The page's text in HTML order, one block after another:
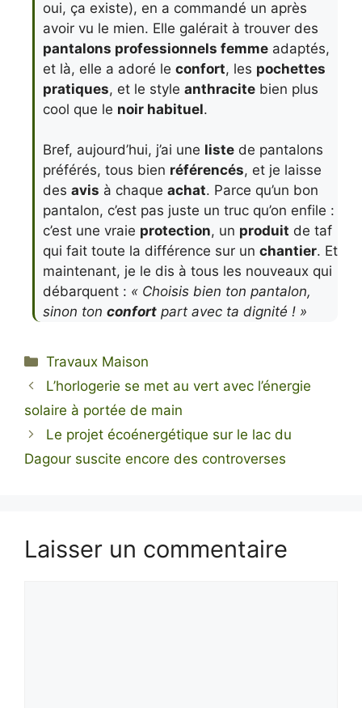
oui, ça existe), en a commandé un après
avoir vu le mien. Elle galérait à trouver des
pantalons professionnels femme adaptés,
et là, elle a adoré le confort, les pochettes
pratiques, et le style anthracite bien plus
cool que le noir habituel.
Bref, aujourd’hui, j’ai une liste de pantalons
préférés, tous bien référencés, et je laisse
des avis à chaque achat. Parce qu’un bon
pantalon, c’est pas juste un truc qu’on enfile :
c’est une vraie protection, un produit de taf
qui fait toute la différence sur un chantier. Et
maintenant, je le dis à tous les nouveaux qui
débarquent : « Choisis bien ton pantalon,
sinon ton confort part avec ta dignité ! »
Catégories
Travaux Maison
L’horlogerie se met au vert avec l’énergie
solaire à portée de main
Le projet écoénergétique sur le lac du
Dagour suscite encore des controverses
Laisser un commentaire